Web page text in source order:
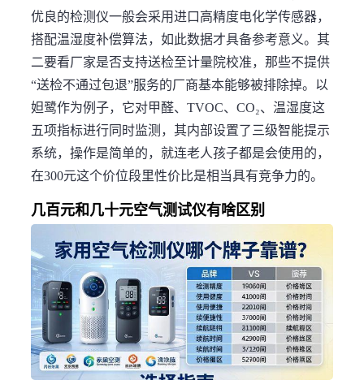
优良的检测仪一般会采用进口高精度电化学传感器，
搭配温湿度补偿算法，如此数据才具备参考意义。其
二要看厂家是否支持送检至计量院校准，那些不提供
“送检不通过包退”服务的厂商基本能够被排除掉。以
妲鹭作为例子，它对甲醛、TVOC、CO₂、温湿度这
五项指标进行同时监测，其内部设置了三级智能提示
系统，操作是简单的，就连老人孩子都是会使用的，
在300元这个价位段里性价比是相当具有竞争力的。
几百元和几十元空气测试仪有啥区别